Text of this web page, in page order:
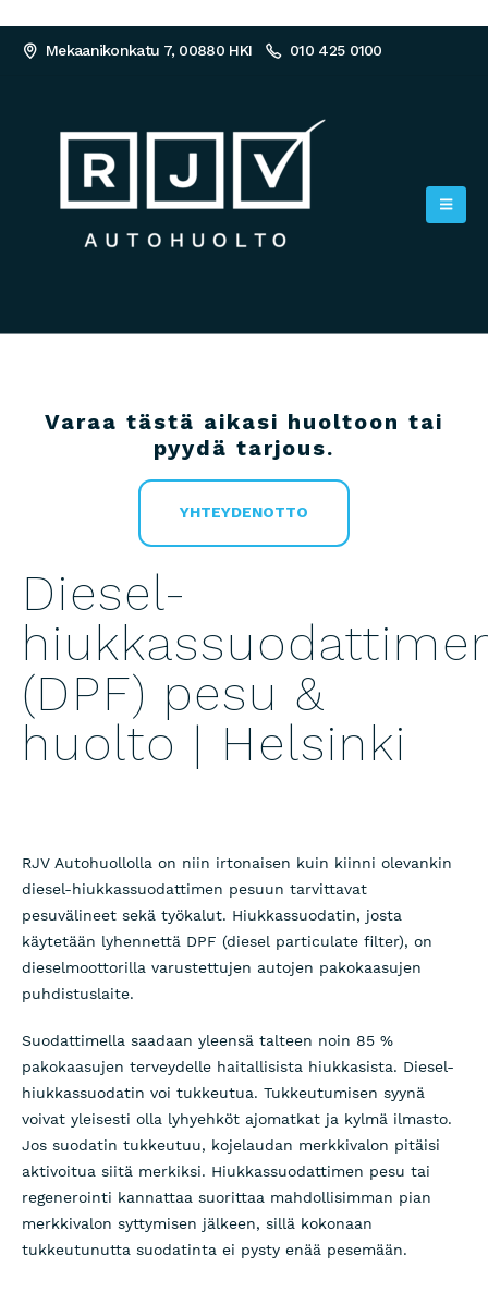
Mekaanikonkatu 7, 00880 HKI 010 425 0100
Varaa tästä aikasi huoltoon tai
pyydä tarjous.
YHTEYDENOTTO
Diesel-
(DPF) pesu &
huolto | Helsinki
RJV Autohuollolla on niin irtonaisen kuin kiinni olevankin
diesel-hiukkassuodattimen pesuun tarvittavat
pesuvälineet sekä työkalut. Hiukkassuodatin, josta
käytetään lyhennettä DPF (diesel particulate filter), on
dieselmoottorilla varustettujen autojen pakokaasujen
puhdistuslaite.
Suodattimella saadaan yleensä talteen noin 85 %
pakokaasujen terveydelle haitallisista hiukkasista. Diesel-
hiukkassuodatin voi tukkeutua. Tukkeutumisen syynä
voivat yleisesti olla lyhyehköt ajomatkat ja kylmä ilmasto.
Jos suodatin tukkeutuu, kojelaudan merkkivalon pitäisi
aktivoitua siitä merkiksi. Hiukkassuodattimen pesu tai
regenerointi kannattaa suorittaa mahdollisimman pian
merkkivalon syttymisen jälkeen, sillä kokonaan
tukkeutunutta suodatinta ei pysty enää pesemään.